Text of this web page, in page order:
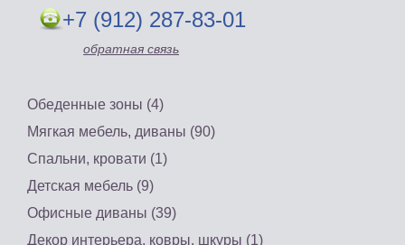
+7 (912) 287-83-01
обратная связь
Обеденные зоны (4)
Мягкая мебель, диваны (90)
Спальни, кровати (1)
Детская мебель (9)
Офисные диваны (39)
Декор интерьера, ковры, шкуры (1)